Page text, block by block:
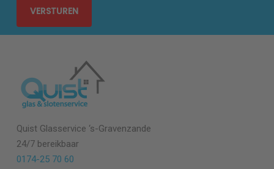
Quist Glasservice ‘s-Gravenzande
24/7 bereikbaar
0174-25 70 60